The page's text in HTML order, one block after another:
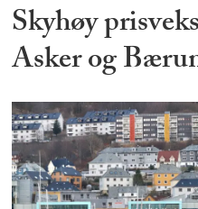
Skyhøy
Asker og